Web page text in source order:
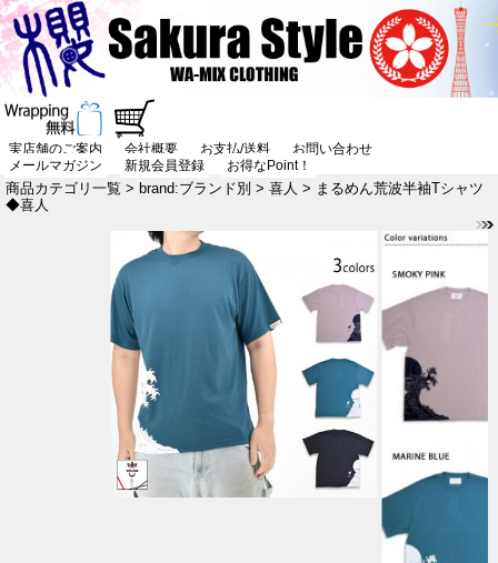
実店舗のご案内 会社概要 お支払/送料
お問い合わせ
メールマガジン
新規会員登録 お得なPoint！
商品カテゴリ一覧 > brand:ブランド別 > 喜人 > まるめん荒波半袖Tシャツ
◆喜人